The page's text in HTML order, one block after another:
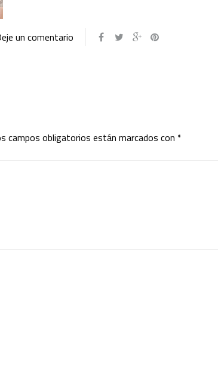
un comentario
campos obligatorios están marcados con *